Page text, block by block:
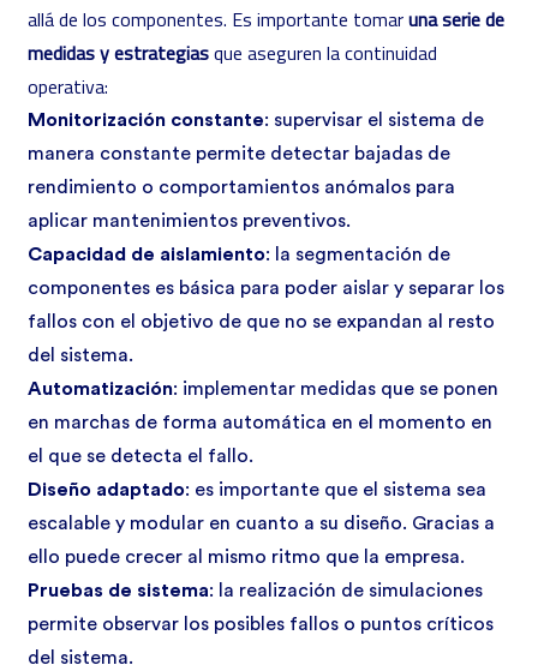
allá de los componentes. Es importante tomaruna serie de
medidas y estrategiasque aseguren la continuidad
operativa:
Monitorización constante: supervisar el sistema de
manera constante permite detectar bajadas de
rendimiento o comportamientos anómalos para
aplicar mantenimientos preventivos.
Capacidad de aislamiento: la segmentación de
componentes es básica para poder aislar y separar los
fallos con el objetivo de que no se expandan al resto
del sistema.
Automatización: implementar medidas que se ponen
en marchas de forma automática en el momento en
el que se detecta el fallo.
Diseño adaptado: es importante que el sistema sea
escalable y modular en cuanto a su diseño. Gracias a
ello puede crecer al mismo ritmo que la empresa.
Pruebas de sistema: la realización de simulaciones
permite observar los posibles fallos o puntos críticos
del sistema.